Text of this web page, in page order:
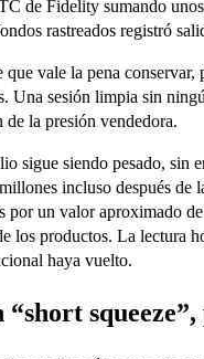
de Fidelity sumando
rastreados registró
vale la pena
Una sesión limpia sin
la presión vendedora.
sigue siendo pesado, sin
incluso después
por un valor aproximado
los productos. La lectura
haya vuelto.